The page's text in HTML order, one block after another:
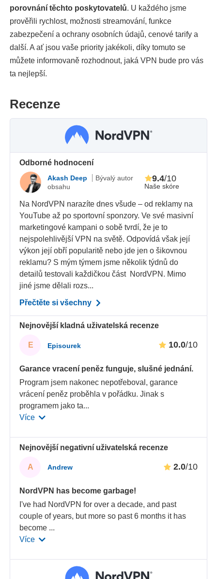
porovnání těchto poskytovatelů. U každého jsme
prověřili rychlost, možnosti streamování, funkce
zabezpečení a ochrany osobních údajů, cenové tarify a
další. A ať jsou vaše priority jakékoli, díky tomuto se
můžete informovaně rozhodnout, jaká VPN bude pro vás
ta nejlepší.
Recenze
Odborné hodnocení
Akash Deep
Bývalý autor
obsahu
Naše skóre
9.4/10
Na NordVPN narazíte dnes všude – od reklamy na
YouTube až po sportovní sponzory. Ve své masivní
marketingové kampani o sobě tvrdí, že je to
nejspolehlivější VPN na světě. Odpovídá však její
výkon její obří popularitě nebo jde jen o šikovnou
reklamu? S mým týmem jsme několik týdnů do
detailů testovali každičkou část NordVPN. Mimo
jiné jsme dělali rozs...
Přečtěte si všechny
Nejnovější kladná uživatelská recenze
E Episourek 10.0/10
Garance vracení peněz funguje, slušné jednání.
Program jsem nakonec nepotřeboval, garance
vrácení peněz proběhla v pořádku. Jinak s
programem jako ta...
Více
Nejnovější negativní uživatelská recenze
A Andrew 2.0/10
NordVPN has become garbage!
I've had NordVPN for over a decade, and past
couple of years, but more so past 6 months it has
become ...
Více